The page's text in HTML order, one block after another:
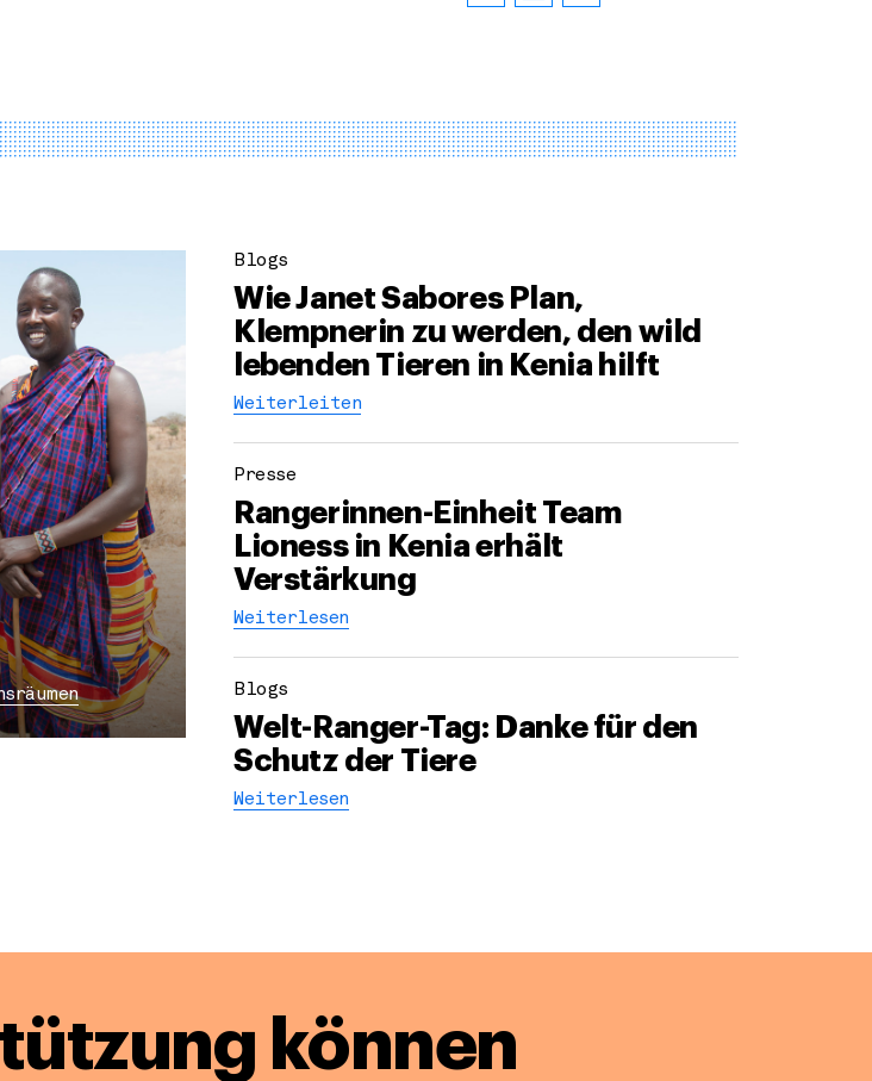
Blogs
Wie Janet Sabores Plan,
Klempnerin zu werden, den wild
lebenden Tieren in Kenia hilft
Weiterleiten
Presse
Rangerinnen-Einheit Team
Lioness in Kenia erhält
Verstärkung
Weiterlesen
Blogs
Welt-Ranger-Tag: Danke für den
Schutz der Tiere
Weiterlesen
können